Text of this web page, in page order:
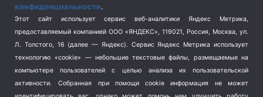
Спорт (740)
Терроризм (1)
Транспорт (262)
Туризм (178)
Флот (76)
конфиденциальности.
Этот сайт использует сервис веб-аналитики Яндекс Метрика,
предоставляемый компанией ООО «ЯНДЕКС», 119021, Россия, Москва, ул.
Л. Толстого, 16 (далее — Яндекс). Сервис Яндекс Метрика использует
технологию «cookie» — небольшие текстовые файлы, размещаемые на
компьютере пользователей с целью анализа их пользовательской
активности.
Собранная при помощи cookie информация не может